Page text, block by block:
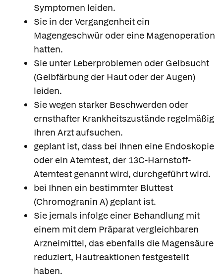
Symptomen leiden.
Sie in der Vergangenheit ein
Magengeschwür oder eine Magenoperation
hatten.
Sie unter Leberproblemen oder Gelbsucht
(Gelbfärbung der Haut oder der Augen)
leiden.
Sie wegen starker Beschwerden oder
ernsthafter Krankheitszustände regelmäßig
Ihren Arzt aufsuchen.
geplant ist, dass bei Ihnen eine Endoskopie
oder ein Atemtest, der 13C-Harnstoff-
Atemtest genannt wird, durchgeführt wird.
bei Ihnen ein bestimmter Bluttest
(Chromogranin A) geplant ist.
Sie jemals infolge einer Behandlung mit
einem mit dem Präparat vergleichbaren
Arzneimittel, das ebenfalls die Magensäure
reduziert, Hautreaktionen festgestellt
haben.